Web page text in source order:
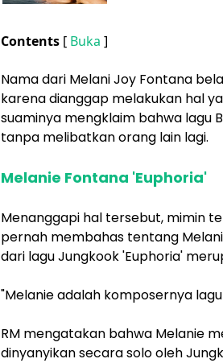
Contents [ Buka ]
Nama dari Melani Joy Fontana
karena dianggap melakukan hal
suaminya mengklaim bahwa lagu
tanpa melibatkan orang lain lagi.
Melanie Fontana 'Euphoria'
Menanggapi hal tersebut, mimin
pernah membahas tentang
dari lagu Jungkook 'Euphoria'
"Melanie adalah komposernya
RM mengatakan bahwa Melanie
dinyanyikan secara solo oleh